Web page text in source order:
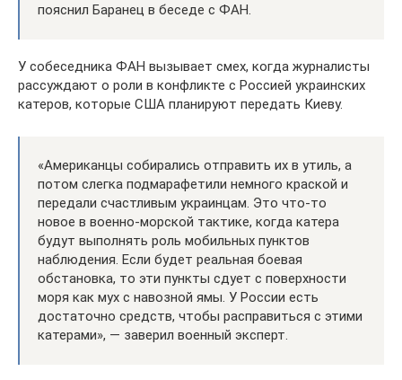
пояснил Баранец в беседе с ФАН.
У собеседника ФАН вызывает смех, когда журналисты
рассуждают о роли в конфликте с Россией украинских
катеров, которые США планируют передать Киеву.
«Американцы собирались отправить их в утиль, а
потом слегка подмарафетили немного краской и
передали счастливым украинцам. Это что-то
новое в военно-морской тактике, когда катера
будут выполнять роль мобильных пунктов
наблюдения. Если будет реальная боевая
обстановка, то эти пункты сдует с поверхности
моря как мух с навозной ямы. У России есть
достаточно средств, чтобы расправиться с этими
катерами», — заверил военный эксперт.